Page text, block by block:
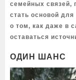
семейных связей,
стать основой для
о том, как даже в
оставаться
ОДИН ШАНС